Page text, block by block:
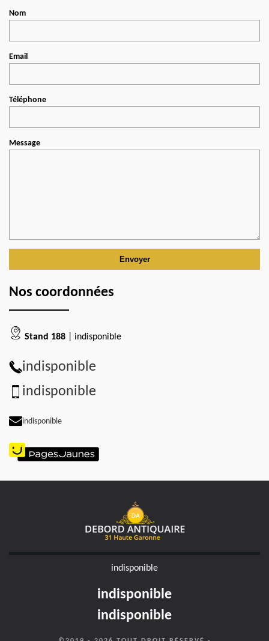
Nom
Email
Téléphone
Message
Nos coordonnées
Stand 188 | indisponible
indisponible
indisponible
indisponible
indisponible
indisponible
indisponible